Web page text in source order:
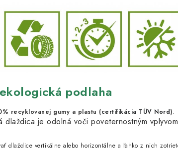
podlaha
recyklovanej gumy a plastu (certifikácia TÜV Nord).
dlaždica je odolná voči poveternostným
dlaždice vertikálne alebo horizontálne a ľahko z nich